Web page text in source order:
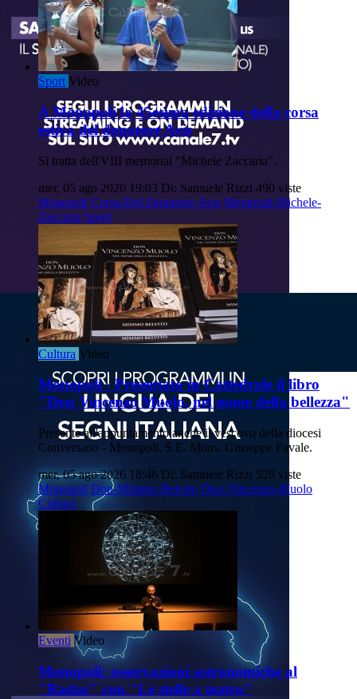
Sport Video
A Monopoli la 45esima edizione della corsa
estiva del donatore Avis
Si tratta dell'VIII memorial "Michele Zaccaria".
mer, 05 ago 2026 19:03 Di: Samuele Rizzi 490 viste
Monopoli Corsa-Del-Donatore-Avis Memorial-Michele-
Zaccaria Sport
Cultura Video
Monopoli - Presentato in Cattedrale il libro
"Don Vincenzo Muolo, nel nome della bellezza"
Presente all'appuntamento anche il vescovo della diocesi
Conversano - Monopoli, S.E. Mons. Giuseppe Favale.
mer, 05 ago 2026 18:46 Di: Samuele Rizzi 528 viste
Monopoli Don-Mimmo-Belvito Don-Vincenzo-Muolo
Cultura
Eventi Video
Monopoli: osservazioni astronomiche al
"Radar" con "Le stelle a teatro"